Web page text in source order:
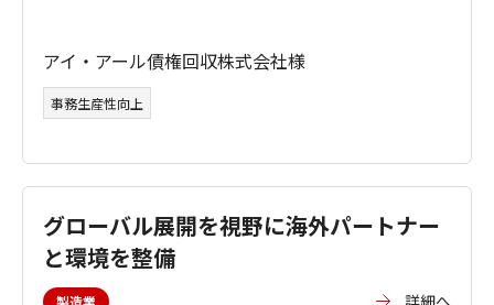
アイ・アール債権回収株式会社様
事務生産性向上
グローバル展開を視野に海外パートナー
と環境を整備